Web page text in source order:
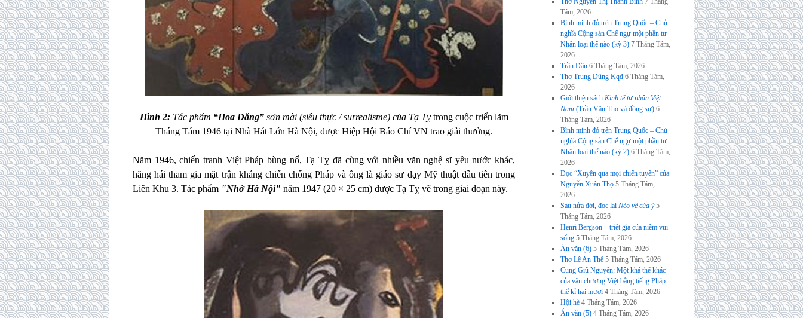
Hình 2: Tác phẩm “Hoa Đăng” sơn mài (siêu thực / surrealisme) của Tạ Tỵ trong cuộc triển lãm
Tháng Tám 1946 tại Nhà Hát Lớn Hà Nội, được Hiệp Hội Báo Chí VN trao giải thưởng.
Năm 1946, chiến tranh Việt Pháp bùng nổ, Tạ Tỵ đã cùng với nhiều văn nghệ sĩ yêu nước khác,
hăng hái tham gia mặt trận kháng chiến chống Pháp và ông là giáo sư dạy Mỹ thuật đầu tiên trong
Liên Khu 3. Tác phẩm "Nhớ Hà Nội" năm 1947 (20 × 25 cm) được Tạ Tỵ vẽ trong giai đoạn này.
Tám, 2026
Bình minh đỏ trên Trung Quốc – Chủ
nghĩa Cộng sản Chế ngự một phần tư
Nhân loại thế nào (kỳ 3) 7 Tháng Tám,
2026
Trần Dần 6 Tháng Tám, 2026
Thơ Trung Dũng Kqđ 6 Tháng Tám,
2026
Giới thiệu sách Kinh tế tư nhân Việt
Nam (Trần Văn Thọ và đồng sự) 6
Tháng Tám, 2026
Bình minh đỏ trên Trung Quốc – Chủ
nghĩa Cộng sản Chế ngự một phần tư
Nhân loại thế nào (kỳ 2) 6 Tháng Tám,
2026
Đọc “Xuyên qua mọi chiến tuyến” của
Nguyễn Xuân Thọ 5 Tháng Tám,
2026
Sau nửa đời, đọc lại Nẻo về của ý 5
Tháng Tám, 2026
Henri Bergson – triết gia của niềm vui
sống 5 Tháng Tám, 2026
Án văn (6) 5 Tháng Tám, 2026
Thơ Lê An Thế 5 Tháng Tám, 2026
Cung Giũ Nguyên: Một khả thể khác
của văn chương Việt bằng tiếng Pháp
thế kỉ hai mươi 4 Tháng Tám, 2026
Hội hè 4 Tháng Tám, 2026
Án văn (5) 4 Tháng Tám, 2026